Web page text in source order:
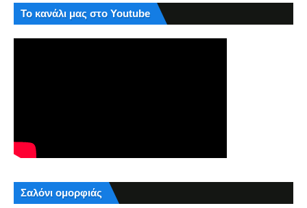
Το κανάλι μας στο Youtube
Σαλόνι ομορφιάς